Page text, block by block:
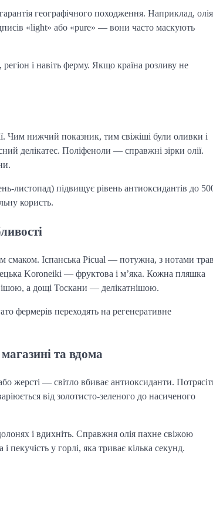
географічного походження. Наприклад,
«light» або «pure» — вони часто маскують
і навіть ферму. Якщо країна розливу не
Чим нижчий показник, тим свіжіші були оливки і
делікатес. Поліфеноли — справжні зірки олії.
листопад) підвищує рівень антиоксидантів до
користь.
смаком. Іспанська Picual — потужна, з нотами
Koroneiki — фруктова і м’яка. Кожна пляшка
а дощі Тоскани — делікатнішою.
фермерів переходять на регенеративне
та вдома
жерсті — світло вбиває антиоксиданти.
від золотисто-зеленого до насиченого
і вдихніть. Справжня олія пахне свіжою
у горлі, яка триває кілька секунд.